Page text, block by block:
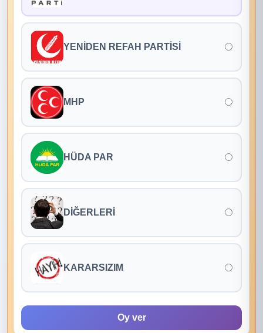
YENİDEN REFAH PARTİSİ
MHP
HÜDA PAR
DİĞERLERİ
KARARSIZIM
Oy ver